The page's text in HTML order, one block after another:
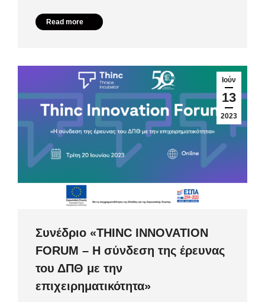
Read more
Ιούν
13
2023
Συνέδριο «ΤHINC INNOVATION
FORUM – Η σύνδεση της έρευνας
του ΔΠΘ με την
επιχειρηματικότητα»